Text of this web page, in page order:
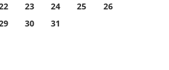
23 24 25
26
30
31